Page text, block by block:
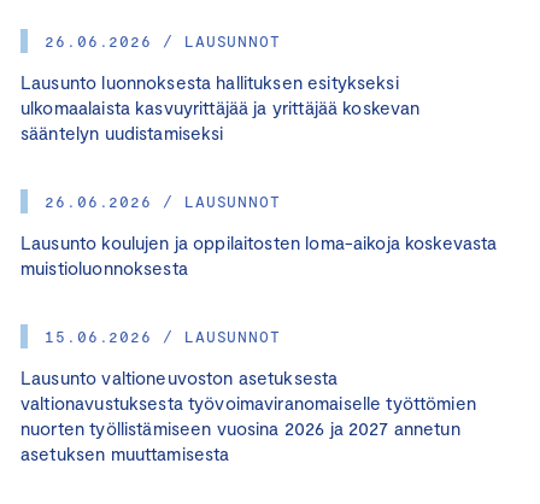
26.06.2026 / LAUSUNNOT
Lausunto luonnoksesta hallituksen esitykseksi
ulkomaalaista kasvuyrittäjää ja yrittäjää koskevan
sääntelyn uudistamiseksi
26.06.2026 / LAUSUNNOT
Lausunto koulujen ja oppilaitosten loma-aikoja koskevasta
muistioluonnoksesta
15.06.2026 / LAUSUNNOT
Lausunto valtioneuvoston asetuksesta
valtionavustuksesta työvoimaviranomaiselle työttömien
nuorten työllistämiseen vuosina 2026 ja 2027 annetun
asetuksen muuttamisesta